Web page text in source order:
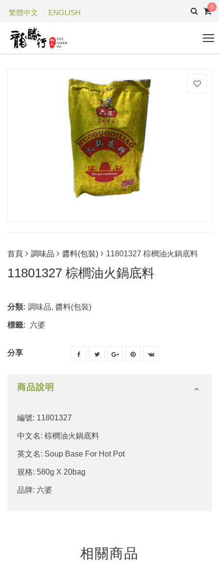
繁體中文 ENGLISH
0
首頁 調味品 醬料(包裝) 11801327 棕櫚油火鍋底料
11801327 棕櫚油火鍋底料
分類: 調味品, 醬料(包裝)
標籤: 六婆
分享
商品說明
編號: 11801327
中文名: 棕櫚油火鍋底料
英文名: Soup Base For Hot Pot
規格: 580g X 20bag
品牌: 六婆
相關商品